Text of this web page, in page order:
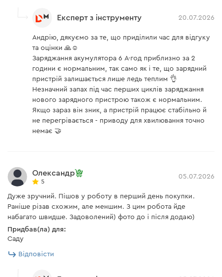
від перерозряджання – коли заряд батареї
автоматично та робота двигуна припиниться;
від перегріву – коли температура батареї стане
критично високою, інструмент відключається
автоматично та робота двигуна припиниться;
захист від короткого замикання.
Невелика вага акумулятора надає ще більшої
ергономіки інструменту та дозволяє тривалий час
працювати без втоми. З додаткових особливостей
акумулятор має повне гумове покриття, що сприяє
більшій стійкості інструменту на поверхні та виключає
можливість ковзання в руках оператора.
Індикатор заряду
Зарядний пристрій Dnipro-M FC-230
Зарядний пристрій
Акумуляторна батарея Dnipro-M BP-240 4 Аг
Акумуляторна батарея є
Акумуляторний кущоріз Dnipro-M DHT-200 (без
Акумуляторна батарея
Акумуляторний кущоріз
Зарядний пристрій немає
Захисний кожух
Експерт з інструменту 20.07.2026
Андрію, дякуємо за те, що приділили час для відгуку
та оцінки 🙏☺️
Заряджання акумулятора 6 А·год приблизно за 2
години є нормальним, так само як і те, що зарядний
пристрій залишається лише ледь теплим 👌
Незначний запах під час перших циклів заряджання
нового зарядного пристрою також є нормальним.
Якщо зараз він зник, а пристрій працює стабільно й
не перегрівається - приводу для хвилювання точно
немає 🤝
Олександр
5
05.07.2026
Дуже зручний. Пішов у роботу в перший день покупки.
Раніше різав схожим, але меншим. З цим робота йде
набагато швидше. Задоволений) фото до і після додаю)
Придбав(ла) для:
Саду
Відповісти